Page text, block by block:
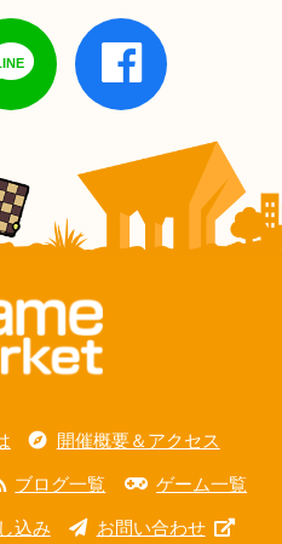
開催概要＆アクセス
ブログ一覧 ゲーム一覧
込み お問い合わせ